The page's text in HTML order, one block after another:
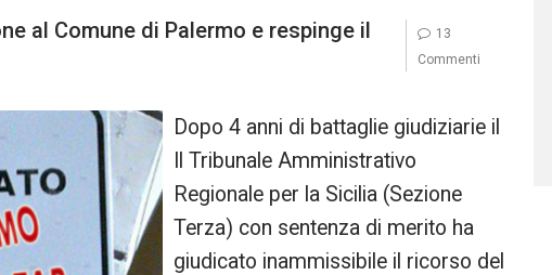
al Comune di Palermo e respinge il
Dopo 4 anni di battaglie giudiziarie il
Il Tribunale Amministrativo
Regionale per la Sicilia (Sezione
Terza) con sentenza di merito ha
giudicato inammissibile il ricorso del
13
Commenti